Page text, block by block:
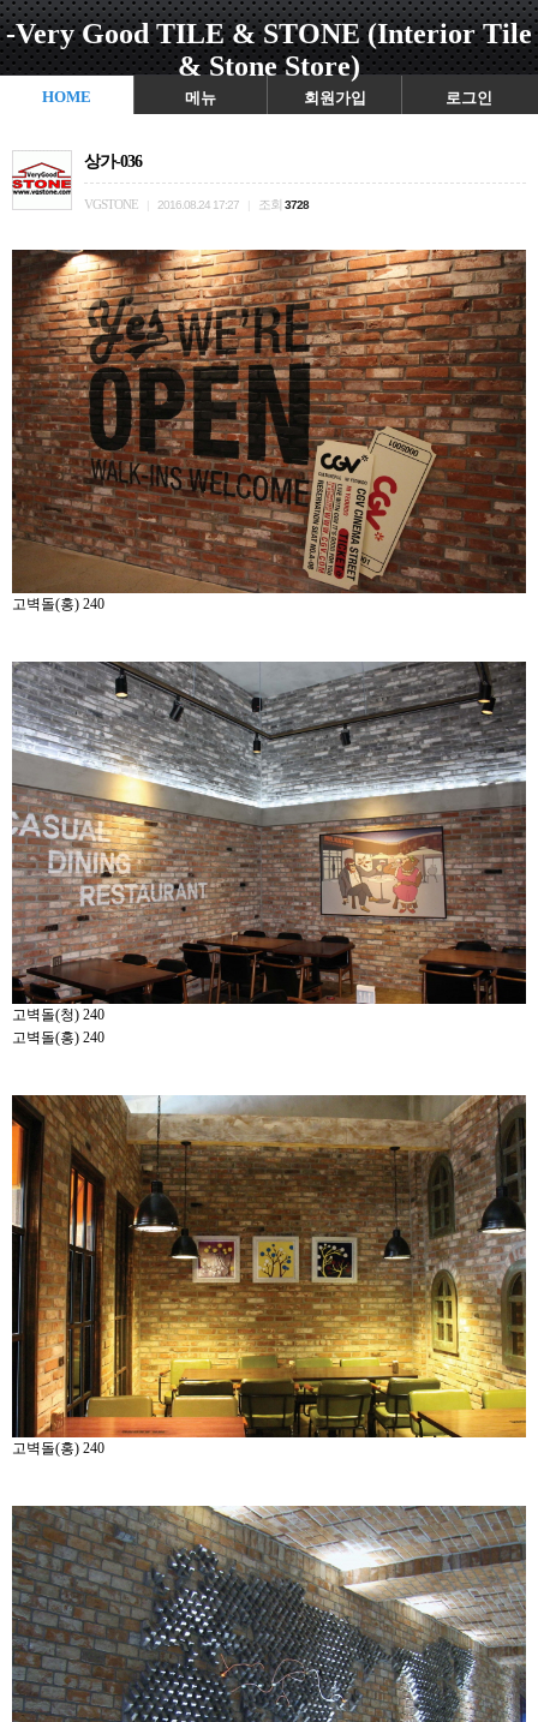
-Very Good TILE & STONE (Interior Tile
& Stone Store)
HOME 메뉴 회원가입 로그인
상가-036
VGSTONE 2016.08.24 17:27 조회 3728
고벽돌(홍) 240
고벽돌(청) 240
고벽돌(홍) 240
고벽돌(홍) 240